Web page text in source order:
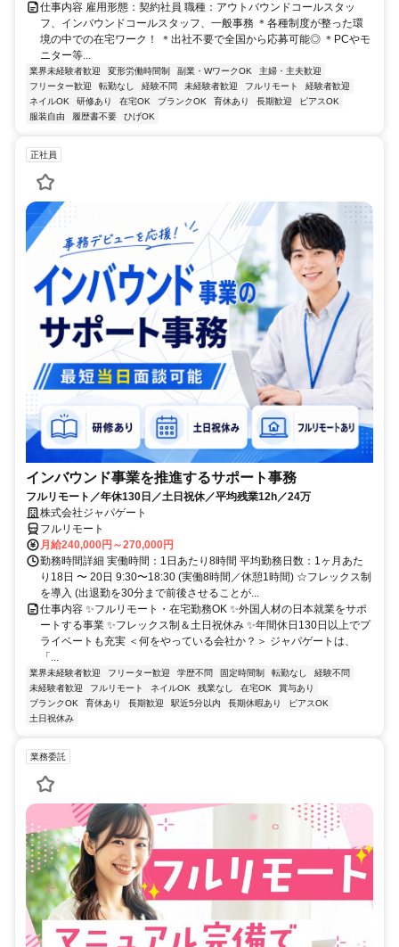
仕事内容 雇用形態：契約社員 職種：アウトバウンドコールスタッ
フ、インバウンドコールスタッフ、一般事務 ＊各種制度が整った環
境の中での在宅ワーク！ ＊出社不要で全国から応募可能◎ ＊PCやモ
ニター等...
業界未経験者歓迎 変形労働時間制 副業・WワークOK
主婦・主夫歓迎
フリーター歓迎
転勤なし 経験不問 未経験者歓迎 フルリモート
経験者歓迎
ネイルOK
研修あり 在宅OK ブランクOK 育休あり 長期歓迎
ピアスOK
服装自由
履歴書不要 ひげOK
正社員
インバウンド事業を推進するサポート事務
フルリモート／年休130日／土日祝休／平均残業12h／24万
株式会社ジャパゲート
フルリモート
月給240,000円～270,000円
勤務時間詳細 実働時間：1日あたり8時間 平均勤務日数：1ヶ月あた
り18日 〜 20日 9:30〜18:30 (実働8時間／休憩1時間) ☆フレックス制
を導入 (出退勤を30分まで前後させることが...
仕事内容 ✨フルリモート・在宅勤務OK ✨外国人材の日本就業をサポ
ートする事業 ✨フレックス制＆土日祝休み ✨年間休日130日以上でプ
ライベートも充実 ＜何をやっている会社か？＞ ジャパゲートは、
「...
業界未経験者歓迎 フリーター歓迎 学歴不問 固定時間制 転勤なし
経験不問
未経験者歓迎
フルリモート ネイルOK 残業なし 在宅OK
賞与あり
ブランクOK
育休あり 長期歓迎 駅近5分以内 長期休暇あり
ピアスOK
土日祝休み
業務委託